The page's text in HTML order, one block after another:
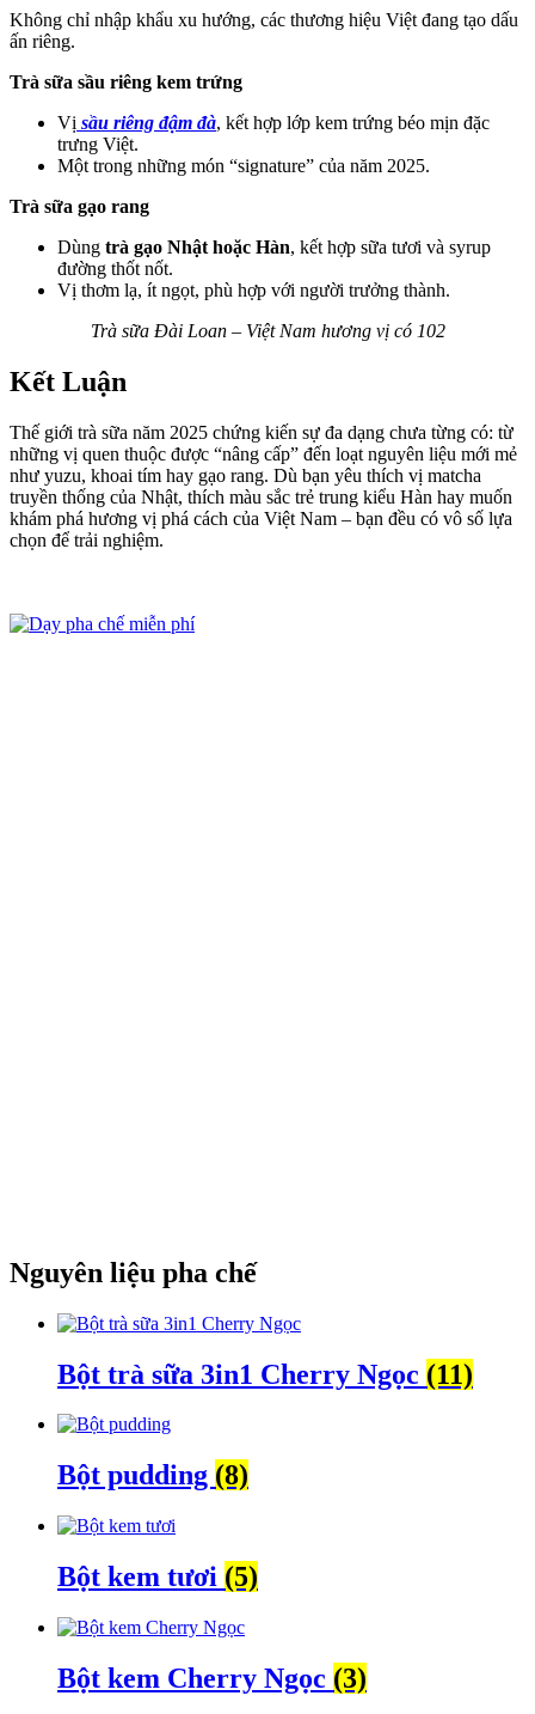
Không chỉ nhập khẩu xu hướng, các thương hiệu Việt đang tạo dấu
ấn riêng.
Trà sữa sầu riêng kem trứng
Vị sầu riêng đậm đà, kết hợp lớp kem trứng béo mịn đặc
trưng Việt.
Một trong những món “signature” của năm 2025.
Trà sữa gạo rang
Dùng trà gạo Nhật hoặc Hàn, kết hợp sữa tươi và syrup
đường thốt nốt.
Vị thơm lạ, ít ngọt, phù hợp với người trưởng thành.
Trà sữa Đài Loan – Việt Nam hương vị có 102
Kết Luận
Thế giới trà sữa năm 2025 chứng kiến sự đa dạng chưa từng có: từ
những vị quen thuộc được “nâng cấp” đến loạt nguyên liệu mới mẻ
như yuzu, khoai tím hay gạo rang. Dù bạn yêu thích vị matcha
truyền thống của Nhật, thích màu sắc trẻ trung kiểu Hàn hay muốn
khám phá hương vị phá cách của Việt Nam – bạn đều có vô số lựa
chọn để trải nghiệm.
Nguyên liệu pha chế
Bột trà sữa 3in1 Cherry Ngọc (11)
Bột pudding (8)
Bột kem tươi (5)
Bột kem Cherry Ngọc (3)